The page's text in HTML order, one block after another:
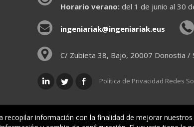
Horario verano:del 1 de junio al 30
ingeniariak@ingeniariak.eus
C/ Zubieta 38, Bajo, 20007 Donostia /
Política de Privacidad Redes
información con la finalidad de mejorar